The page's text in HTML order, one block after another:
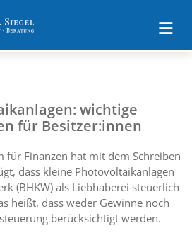
wichtige
für Besitzer:innen
für Finanzen hat mit dem Schreiben
dass kleine Photovoltaikanlagen
(BHKW) als Liebhaberei steuerlich
heißt, dass weder Gewinne noch
berücksichtigt werden.